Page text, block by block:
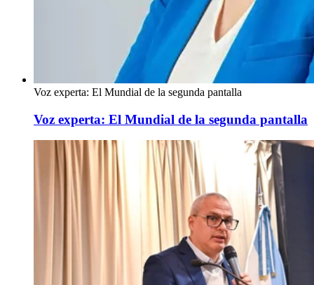
Voz experta: El Mundial de la segunda pantalla
Voz experta: El Mundial de la segunda pantalla